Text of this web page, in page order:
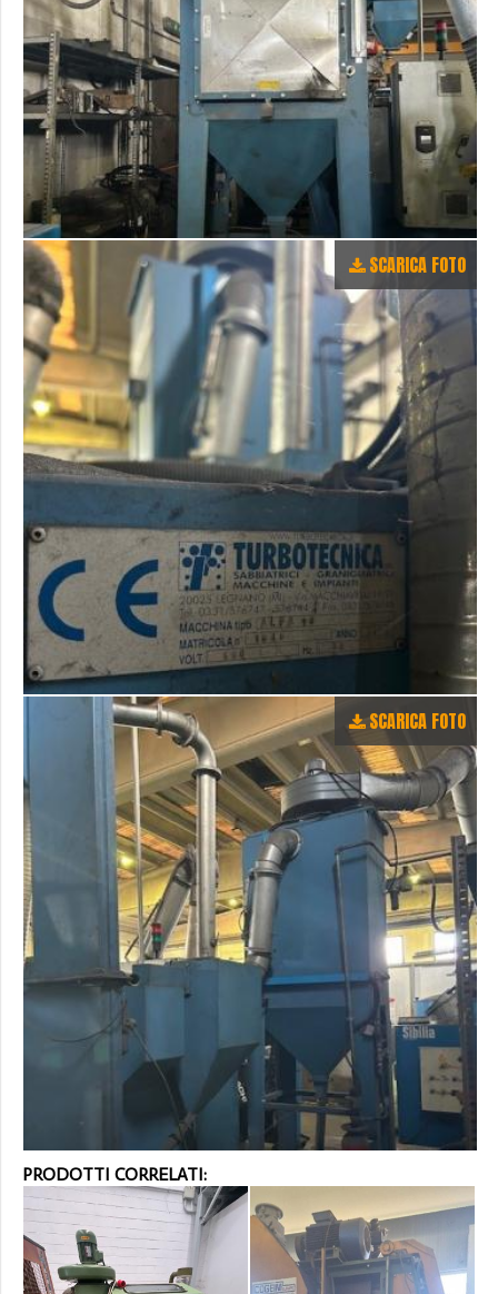
SCARICA FOTO
SCARICA FOTO
PRODOTTI CORRELATI: